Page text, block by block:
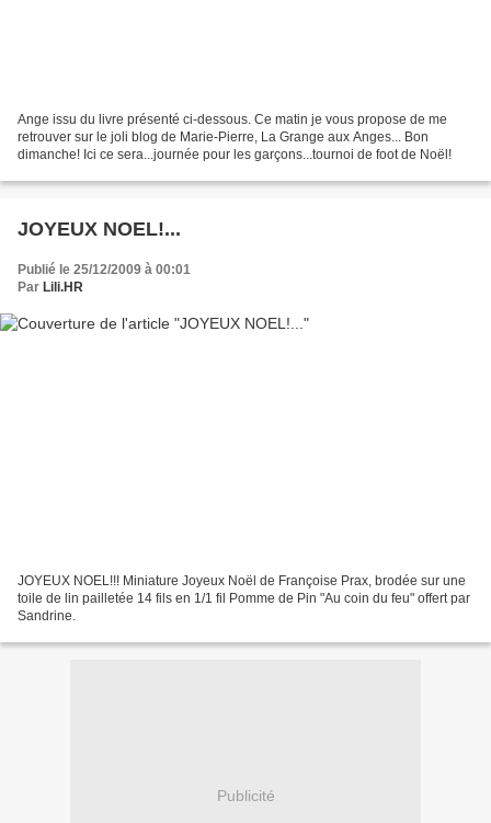
Ange issu du livre présenté ci-dessous. Ce matin je vous propose de me
retrouver sur le joli blog de Marie-Pierre, La Grange aux Anges... Bon
dimanche! Ici ce sera...journée pour les garçons...tournoi de foot de Noël!
JOYEUX NOEL!...
Publié le 25/12/2009 à 00:01
Par Lili.HR
JOYEUX NOEL!!! Miniature Joyeux Noël de Françoise Prax, brodée sur une
toile de lin pailletée 14 fils en 1/1 fil Pomme de Pin "Au coin du feu" offert par
Sandrine.
Publicité